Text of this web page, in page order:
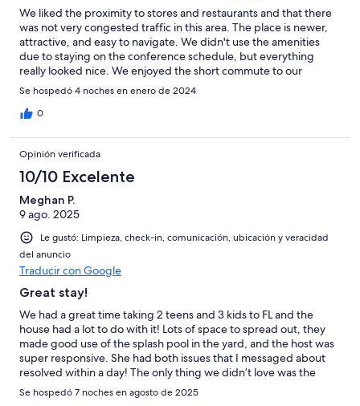
We liked the proximity to stores and restaurants and that there
was not very congested traffic in this area. The place is newer,
attractive, and easy to navigate. We didn't use the amenities
due to staying on the conference schedule, but everything
really looked nice. We enjoyed the short commute to our
conference location (Coronado Springs Resort) -- almost a
straight shot. Everything about checking in and out was very
easy. We would recommend it and will stay here again, if
Se hospedó 4 noches en enero de 2024
0
Opinión verificada
10/10 Excelente
Meghan P.
9 ago. 2025
Le gustó: Limpieza, check-in, comunicación, ubicación y veracidad
del anuncio
Traducir con Google
Great stay!
We had a great time taking 2 teens and 3 kids to FL and the
house had a lot to do with it! Lots of space to spread out, they
made good use of the splash pool in the yard, and the host was
super responsive. She had both issues that I messaged about
resolved within a day! The only thing we didn’t love was the
main Storey Lake pool area. It wasn’t super clean and they tried
to nickel & dime us for everything. That had nothing to do with
Se hospedó 7 noches en agosto de 2025